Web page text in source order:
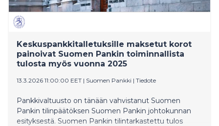
Keskuspankkitalletuksille maksetut korot
painoivat Suomen Pankin toiminnallista
tulosta myös vuonna 2025
13.3.2026 11:00:00 EET | Suomen Pankki | Tiedote
Pankkivaltuusto on tänään vahvistanut Suomen
Pankin tilinpäätöksen Suomen Pankin johtokunnan
esityksestä. Suomen Pankin tilintarkastettu tulos